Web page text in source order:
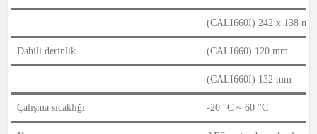
(CALI660I) 242 x 138
Dahili derinlik (CALI660) 120 mm
(CALI660I) 132 mm
Çalışma sıcaklığı -20 °C ~ 60 °C